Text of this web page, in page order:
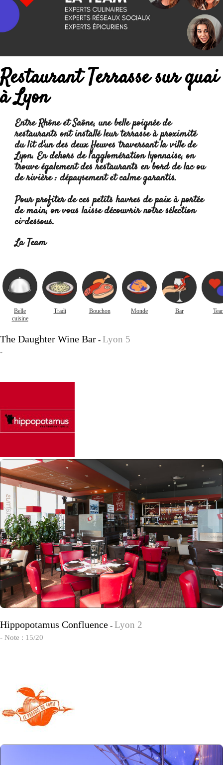
Restaurant Terrasse sur quai
à Lyon
Entre Rhône et Saône, une belle poignée de
restaurants ont installé leur terrasse à proximité
du lit d'un des deux fleuves traversant la ville de
Lyon. En dehors de l'agglomération lyonnaise, on
trouve également des restaurants en bord de lac ou
de rivière : dépaysement et calme garantis.
Pour profiter de ces petits havres de paix à portée
de main, on vous laisse découvrir notre sélection
ci-dessous.
La Team
Belle
cuisine
Tradi Bouchon Monde Bar
The Daughter Wine Bar - Lyon 5
-
Hippopotamus Confluence - Lyon 2
- Note : 15/20